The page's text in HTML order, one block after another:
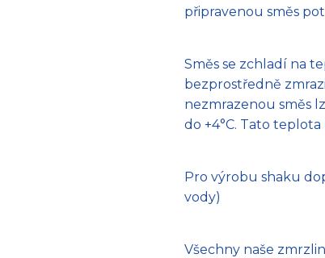
připravenou směs
Směs se zchladí na
bezprostředně
nezmrazenou směs
do +4°C. Tato
Pro výrobu shaku
vody)
Všechny naše